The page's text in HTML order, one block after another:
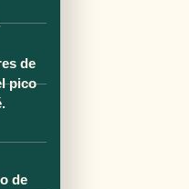
de
pico
de